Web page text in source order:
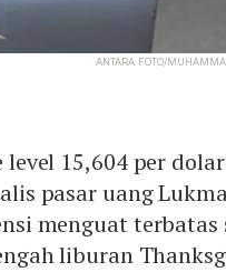
ANTARA FOTO/
15,604 per dolar
pasar uang
menguat terbatas
liburan